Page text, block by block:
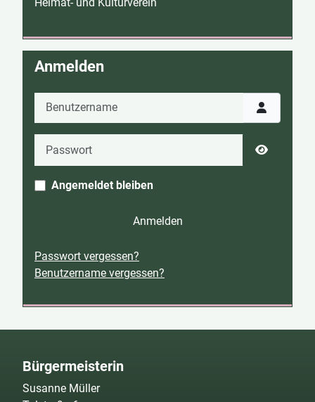
Anmelden
Benutzername
Angemeldet bleiben
Anmelden
Passwort vergessen?
Benutzername vergessen?
Bürgermeisterin
Susanne Müller